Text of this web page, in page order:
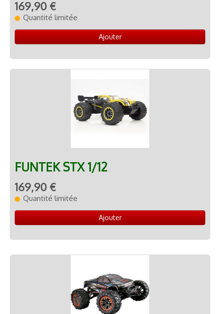
169,90 €
Quantité limitée
Ajouter
FUNTEK STX 1/12
169,90 €
Quantité limitée
Ajouter